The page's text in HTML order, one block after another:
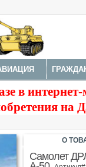
ЗДАНИЯ,
в
на
Самолет
О